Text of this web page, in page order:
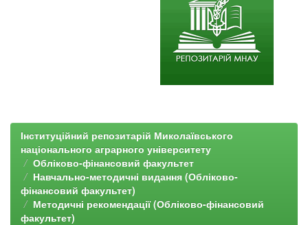
Інституційний репозитарій Миколаївського
національного аграрного університету
Обліково-фінансовий факультет
Навчально-методичні видання (Обліково-
фінансовий факультет)
Методичні рекомендації (Обліково-фінансовий
факультет)